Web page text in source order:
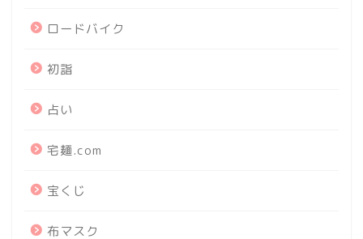
ロードバイク
初詣
占い
宅麺.com
宝くじ
布マスク